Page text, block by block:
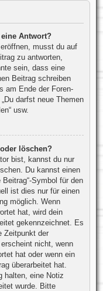
Antwort?
musst du auf
zu antworten,
sein, dass eine
Beitrag schreiben
am Ende der Foren-
darfst neue Themen
usw.
löschen?
bist, kannst du nur
Du kannst einen
Symbol für den
ist dies nur für einen
möglich. Wenn
hat, wird dein
gekennzeichnet. Es
Zeitpunkt der
nicht, wenn
hat oder wenn ein
überarbeitet hat.
halten, eine Notiz
wurde. Bitte